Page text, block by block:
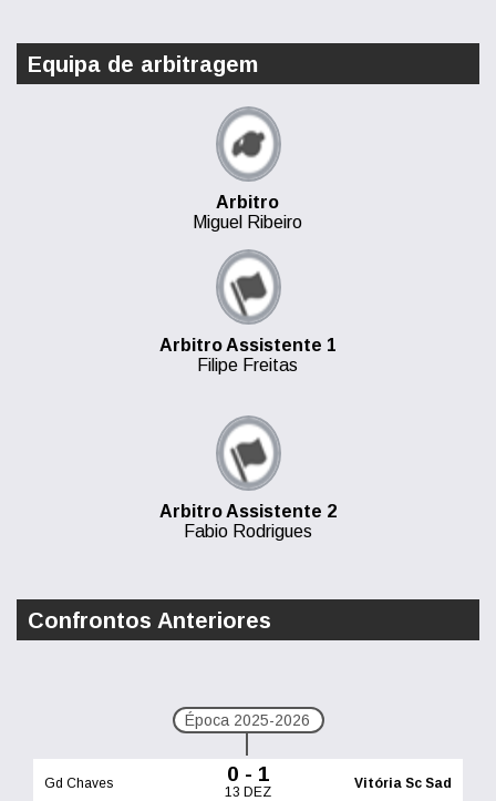
Equipa de arbitragem
Arbitro
Miguel Ribeiro
Arbitro Assistente 1
Filipe Freitas
Arbitro Assistente 2
Fabio Rodrigues
Confrontos Anteriores
Época 2025-2026
Gd Chaves 0 - 1
13 DEZ
Vitória Sc Sad